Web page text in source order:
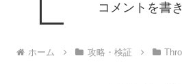
コメントを書
ホーム 攻略・検証